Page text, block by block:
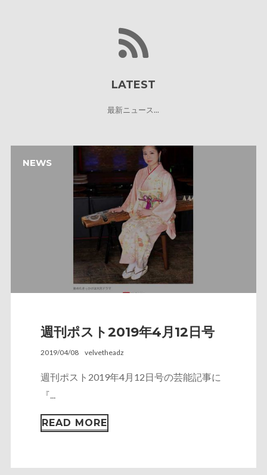
LATEST
最新ニュース...
NEWS
週刊ポスト2019年4月12日号
2019/04/08 velvetheadz
週刊ポスト2019年4月12日号の芸能記事に
『...
READ MORE